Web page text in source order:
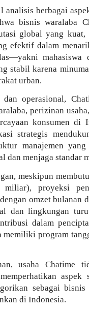
analisis berbagai
bisnis waralaba
global yang
efektif dalam
mahasiswa
stabil karena
urban.
operasional,
perizinan
konsumen di
strategis
manajemen
dan menjaga standar
meskipun
proyeksi
omzet bulanan
dan lingkungan
dalam
memiliki program
usaha Chatime
aspek
sebagai
di Indonesia.